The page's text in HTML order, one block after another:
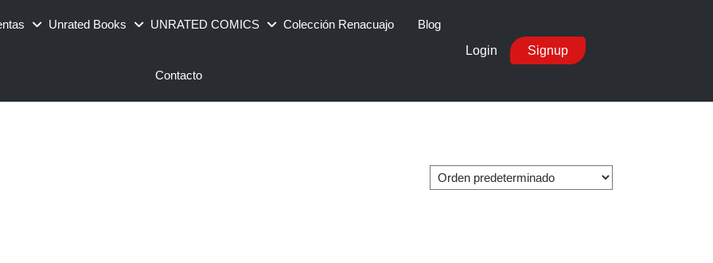
Unrated Books UNRATED COMICS Colección Renacuajo Blog
Contacto
Login Signup